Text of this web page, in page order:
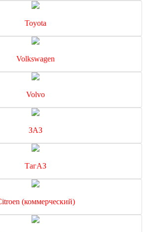
Toyota
Volkswagen
Volvo
ЗАЗ
ТагАЗ
(коммерческий)